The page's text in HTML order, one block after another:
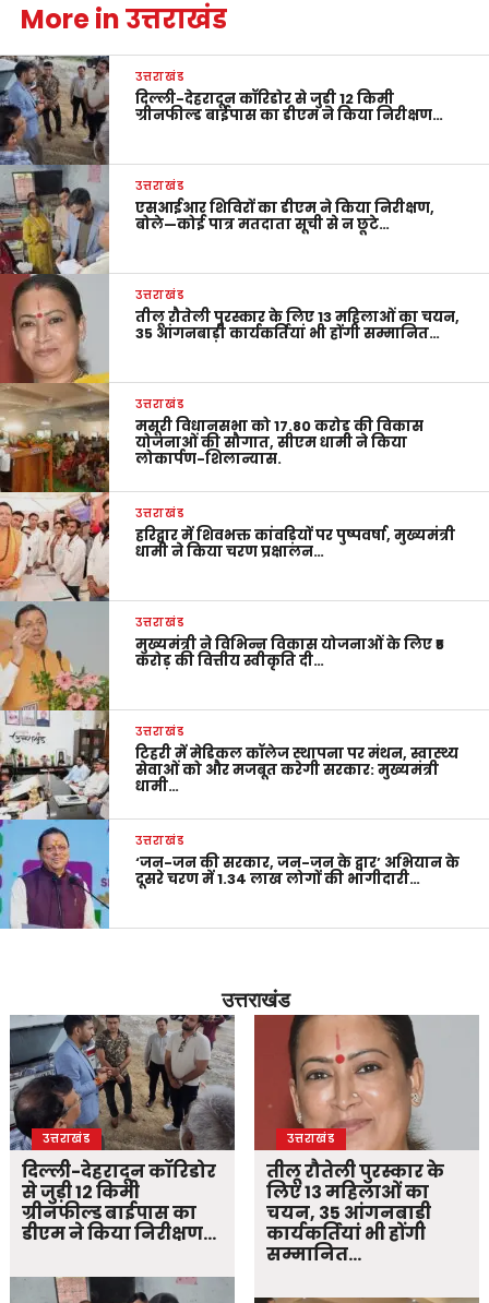
More in उत्तराखंड
उत्तराखंड
दिल्ली-देहरादून कॉरिडोर से जुड़ी 12 किमी
ग्रीनफील्ड बाईपास का डीएम ने किया निरीक्षण…
उत्तराखंड
एसआईआर शिविरों का डीएम ने किया निरीक्षण,
बोले—कोई पात्र मतदाता सूची से न छूटे…
उत्तराखंड
तीलू रौतेली पुरस्कार के लिए 13 महिलाओं का चयन,
35 आंगनबाड़ी कार्यकर्तियां भी होंगी सम्मानित…
उत्तराखंड
मसूरी विधानसभा को 17.80 करोड़ की विकास
योजनाओं की सौगात, सीएम धामी ने किया
लोकार्पण-शिलान्यास.
उत्तराखंड
हरिद्वार में शिवभक्त कांवड़ियों पर पुष्पवर्षा, मुख्यमंत्री
धामी ने किया चरण प्रक्षालन…
उत्तराखंड
मुख्यमंत्री ने विभिन्न विकास योजनाओं के लिए ₹5
करोड़ की वित्तीय स्वीकृति दी…
उत्तराखंड
टिहरी में मेडिकल कॉलेज स्थापना पर मंथन, स्वास्थ्य
सेवाओं को और मजबूत करेगी सरकार: मुख्यमंत्री
धामी…
उत्तराखंड
‘जन-जन की सरकार, जन-जन के द्वार’ अभियान के
दूसरे चरण में 1.34 लाख लोगों की भागीदारी…
उत्तराखंड
उत्तराखंड
दिल्ली-देहरादून कॉरिडोर
से जुड़ी 12 किमी
ग्रीनफील्ड बाईपास का
डीएम ने किया निरीक्षण…
उत्तराखंड
तीलू रौतेली पुरस्कार के
लिए 13 महिलाओं का
चयन, 35 आंगनबाड़ी
कार्यकर्तियां भी होंगी
सम्मानित…